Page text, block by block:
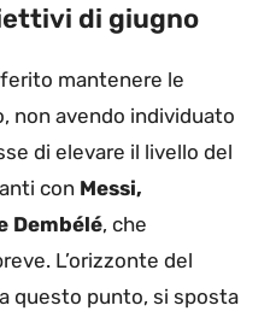
di giugno
mantenere le
non avendo individuato
di elevare il livello del
con Messi,
Dembélé, che
L’orizzonte del
questo punto, si sposta